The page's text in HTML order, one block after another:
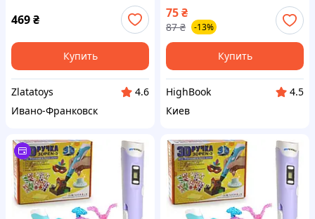
469₴
Купить
Zlatatoys
4.6
Ивано-Франковск
75₴
87 ₴ -13%
Купить
HighBook
4.5
Киев